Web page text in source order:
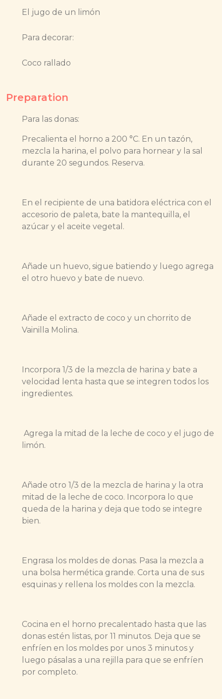
El jugo de un limón
Para decorar:
Coco rallado
Preparation
Para las donas:
Precalienta el horno a 200 °C. En un tazón,
mezcla la harina, el polvo para hornear y la sal
durante 20 segundos. Reserva.
En el recipiente de una batidora eléctrica con el
accesorio de paleta, bate la mantequilla, el
azúcar y el aceite vegetal.
Añade un huevo, sigue batiendo y luego agrega
el otro huevo y bate de nuevo.
Añade el extracto de coco y un chorrito de
Vainilla Molina.
Incorpora 1/3 de la mezcla de harina y bate a
velocidad lenta hasta que se integren todos los
ingredientes.
Agrega la mitad de la leche de coco y el jugo de
limón.
Añade otro 1/3 de la mezcla de harina y la otra
mitad de la leche de coco. Incorpora lo que
queda de la harina y deja que todo se integre
bien.
Engrasa los moldes de donas. Pasa la mezcla a
una bolsa hermética grande. Corta una de sus
esquinas y rellena los moldes con la mezcla.
Cocina en el horno precalentado hasta que las
donas estén listas, por 11 minutos. Deja que se
enfríen en los moldes por unos 3 minutos y
luego pásalas a una rejilla para que se enfríen
por completo.